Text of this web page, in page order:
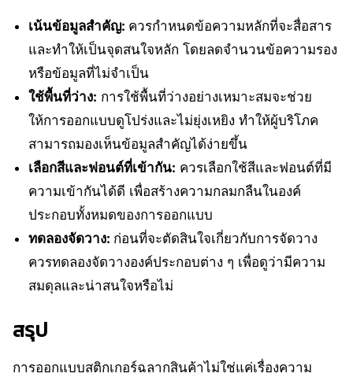
เน้นข้อมูลสำคัญ: ควรกำหนดข้อความหลักที่จะสื่อสาร
และทำให้เป็นจุดสนใจหลัก โดยลดจำนวนข้อความรอง
หรือข้อมูลที่ไม่จำเป็น
ใช้พื้นที่ว่าง: การใช้พื้นที่ว่างอย่างเหมาะสมจะช่วย
ให้การออกแบบดูโปร่งและไม่ยุ่งเหยิง ทำให้ผู้บริโภค
สามารถมองเห็นข้อมูลสำคัญได้ง่ายขึ้น
เลือกสีและฟอนต์ที่เข้ากัน: ควรเลือกใช้สีและฟอนต์ที่มี
ความเข้ากันได้ดี เพื่อสร้างความกลมกลืนในองค์
ประกอบทั้งหมดของการออกแบบ
ทดลองจัดวาง: ก่อนที่จะตัดสินใจเกี่ยวกับการจัดวาง
ควรทดลองจัดวางองค์ประกอบต่าง ๆ เพื่อดูว่ามีความ
สมดุลและน่าสนใจหรือไม่
สรุป
การออกแบบสติกเกอร์ฉลากสินค้าไม่ใช่แค่เรื่องความ